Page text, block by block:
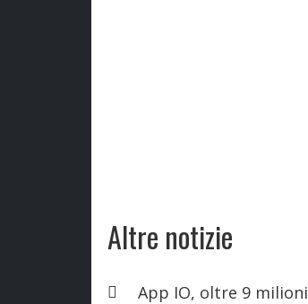
Altre notizie
App IO, oltre 9 milioni